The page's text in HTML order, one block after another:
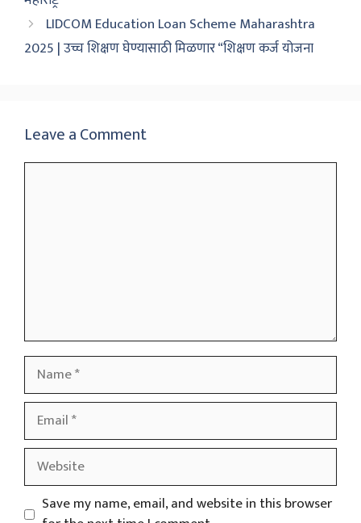
LIDCOM Education Loan Scheme Maharashtra
2025 | उच्च शिक्षण घेण्यासाठी मिळणार “शिक्षण कर्ज योजना
Leave a Comment
Name
Email
Website
Save my name, email, and website in this browser